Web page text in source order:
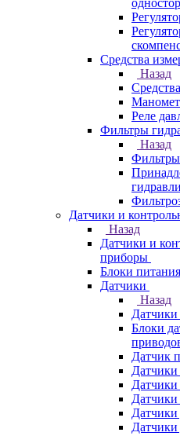
Средства
Назад
Реле
Фильтры
Назад
Фильтры
Датчики и
Назад
Датчики и
приборы
Блоки питания
Датчики
Назад
Датчики
Блоки
Датчик
Датчики
Датчики
Датчики